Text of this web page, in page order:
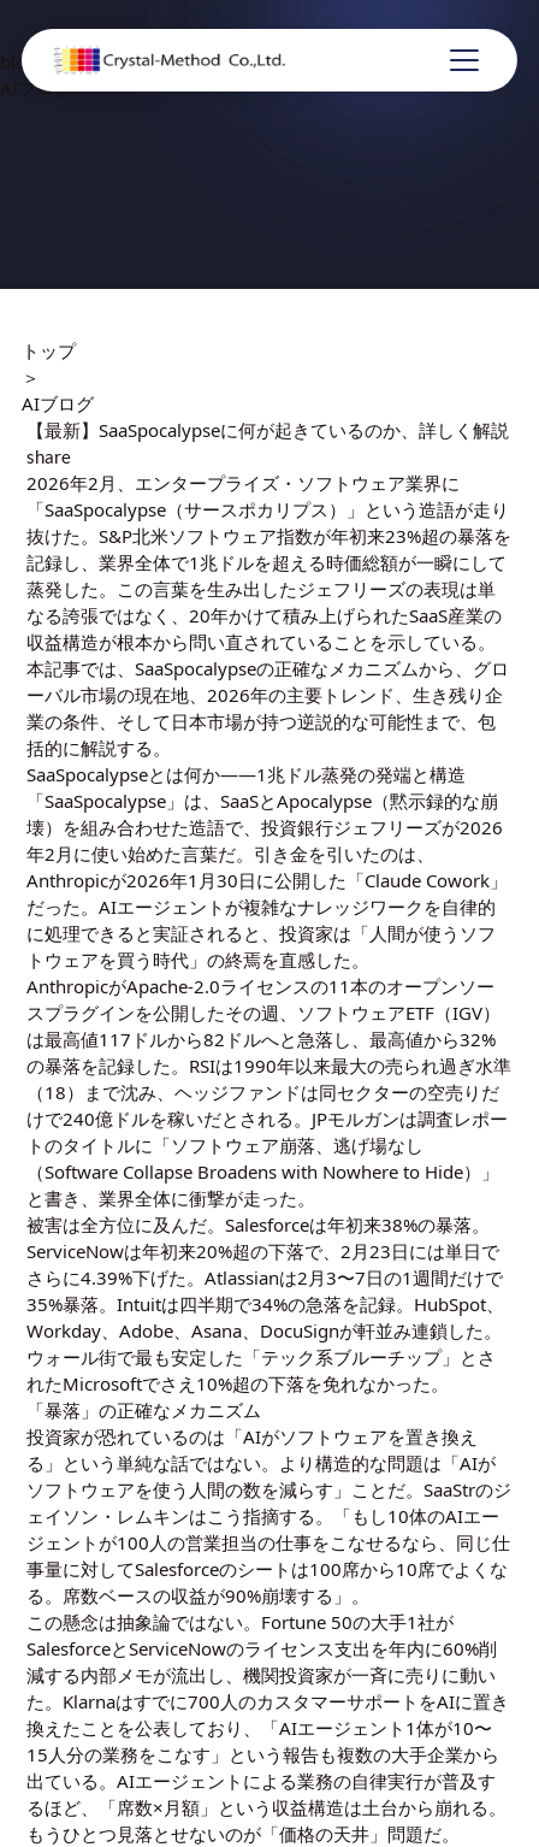
blog
AIブログ
トップ
＞
AIブログ
【最新】SaaSpocalypseに何が起きているのか、詳しく解説
share
2026年2月、エンタープライズ・ソフトウェア業界に
「SaaSpocalypse（サースポカリプス）」という造語が走り
抜けた。S&P北米ソフトウェア指数が年初来23%超の暴落を
記録し、業界全体で1兆ドルを超える時価総額が一瞬にして
蒸発した。この言葉を生み出したジェフリーズの表現は単
なる誇張ではなく、20年かけて積み上げられたSaaS産業の
収益構造が根本から問い直されていることを示している。
本記事では、SaaSpocalypseの正確なメカニズムから、グロ
ーバル市場の現在地、2026年の主要トレンド、生き残り企
業の条件、そして日本市場が持つ逆説的な可能性まで、包
括的に解説する。
SaaSpocalypseとは何か――1兆ドル蒸発の発端と構造
「SaaSpocalypse」は、SaaSとApocalypse（黙示録的な崩
壊）を組み合わせた造語で、投資銀行ジェフリーズが2026
年2月に使い始めた言葉だ。引き金を引いたのは、
Anthropicが2026年1月30日に公開した「Claude Cowork」
だった。AIエージェントが複雑なナレッジワークを自律的
に処理できると実証されると、投資家は「人間が使うソフ
トウェアを買う時代」の終焉を直感した。
AnthropicがApache-2.0ライセンスの11本のオープンソー
スプラグインを公開したその週、ソフトウェアETF（IGV）
は最高値117ドルから82ドルへと急落し、最高値から32%
の暴落を記録した。RSIは1990年以来最大の売られ過ぎ水準
（18）まで沈み、ヘッジファンドは同セクターの空売りだ
けで240億ドルを稼いだとされる。JPモルガンは調査レポー
トのタイトルに「ソフトウェア崩落、逃げ場なし
（Software Collapse Broadens with Nowhere to Hide）」
と書き、業界全体に衝撃が走った。
被害は全方位に及んだ。Salesforceは年初来38%の暴落。
ServiceNowは年初来20%超の下落で、2月23日には単日で
さらに4.39%下げた。Atlassianは2月3〜7日の1週間だけで
35%暴落。Intuitは四半期で34%の急落を記録。HubSpot、
Workday、Adobe、Asana、DocuSignが軒並み連鎖した。
ウォール街で最も安定した「テック系ブルーチップ」とさ
れたMicrosoftでさえ10%超の下落を免れなかった。
「暴落」の正確なメカニズム
投資家が恐れているのは「AIがソフトウェアを置き換え
る」という単純な話ではない。より構造的な問題は「AIが
ソフトウェアを使う人間の数を減らす」ことだ。SaaStrのジ
ェイソン・レムキンはこう指摘する。「もし10体のAIエー
ジェントが100人の営業担当の仕事をこなせるなら、同じ仕
事量に対してSalesforceのシートは100席から10席でよくな
る。席数ベースの収益が90%崩壊する」。
この懸念は抽象論ではない。Fortune 50の大手1社が
SalesforceとServiceNowのライセンス支出を年内に60%削
減する内部メモが流出し、機関投資家が一斉に売りに動い
た。Klarnaはすでに700人のカスタマーサポートをAIに置き
換えたことを公表しており、「AIエージェント1体が10〜
15人分の業務をこなす」という報告も複数の大手企業から
出ている。AIエージェントによる業務の自律実行が普及す
るほど、「席数×月額」という収益構造は土台から崩れる。
もうひとつ見落とせないのが「価格の天井」問題だ。